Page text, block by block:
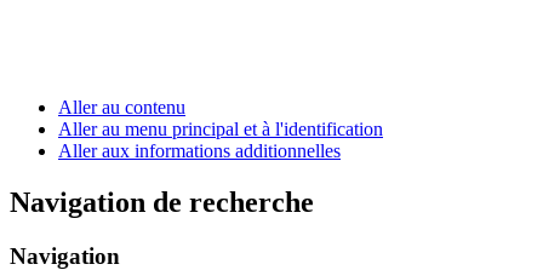
Aller au contenu
Aller au menu principal et à l'identification
Aller aux informations additionnelles
Navigation de recherche
Navigation